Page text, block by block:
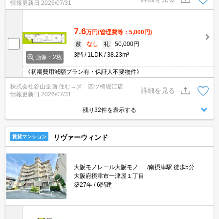
情報更新日 2026/07/31
画像：2枚
7.6万円(管理費等：5,000円)
敷
なし 礼
50,000円
3階
1LDK 38.23m²
《初期費用減額プラン有・保証人不要物件》
株式会社谷山企画 住む→ズ 四ツ橋堀江店
情報更新日 2026/07/31
詳細を見る
残り32件を表示する
賃貸マンション リヴァーウィンド
大阪モノレール大阪モノ･･･/南摂津駅 徒歩5分
大阪府摂津市一津屋１丁目
築27年
6階建